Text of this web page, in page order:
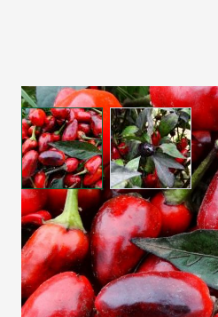
View larger image
View
Sehr attraktive, scharfe Chili
tropfenförmigen Früchten
Blattfärbung.